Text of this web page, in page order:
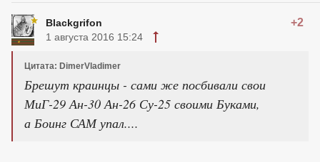
Blackgrifon +2
1 августа 2016 15:24
Цитата: DimerVladimer
Брешут краинцы - сами же посбивали свои
МиГ-29 Ан-30 Ан-26 Су-25 своими Буками,
а Боинг САМ упал....